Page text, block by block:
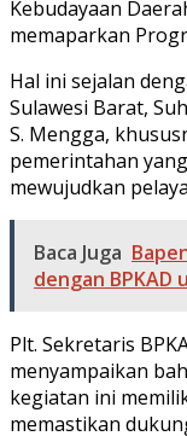
Kebudayaan
memaparkan
Hal ini sejalan
Sulawesi Barat,
S. Mengga,
pemerintahan
mewujudkan
Baca Juga
dengan BPKAD
Plt. Sekretaris
menyampaikan
kegiatan ini
memastikan